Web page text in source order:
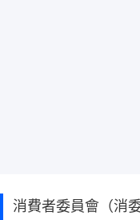
消費者委員會（消